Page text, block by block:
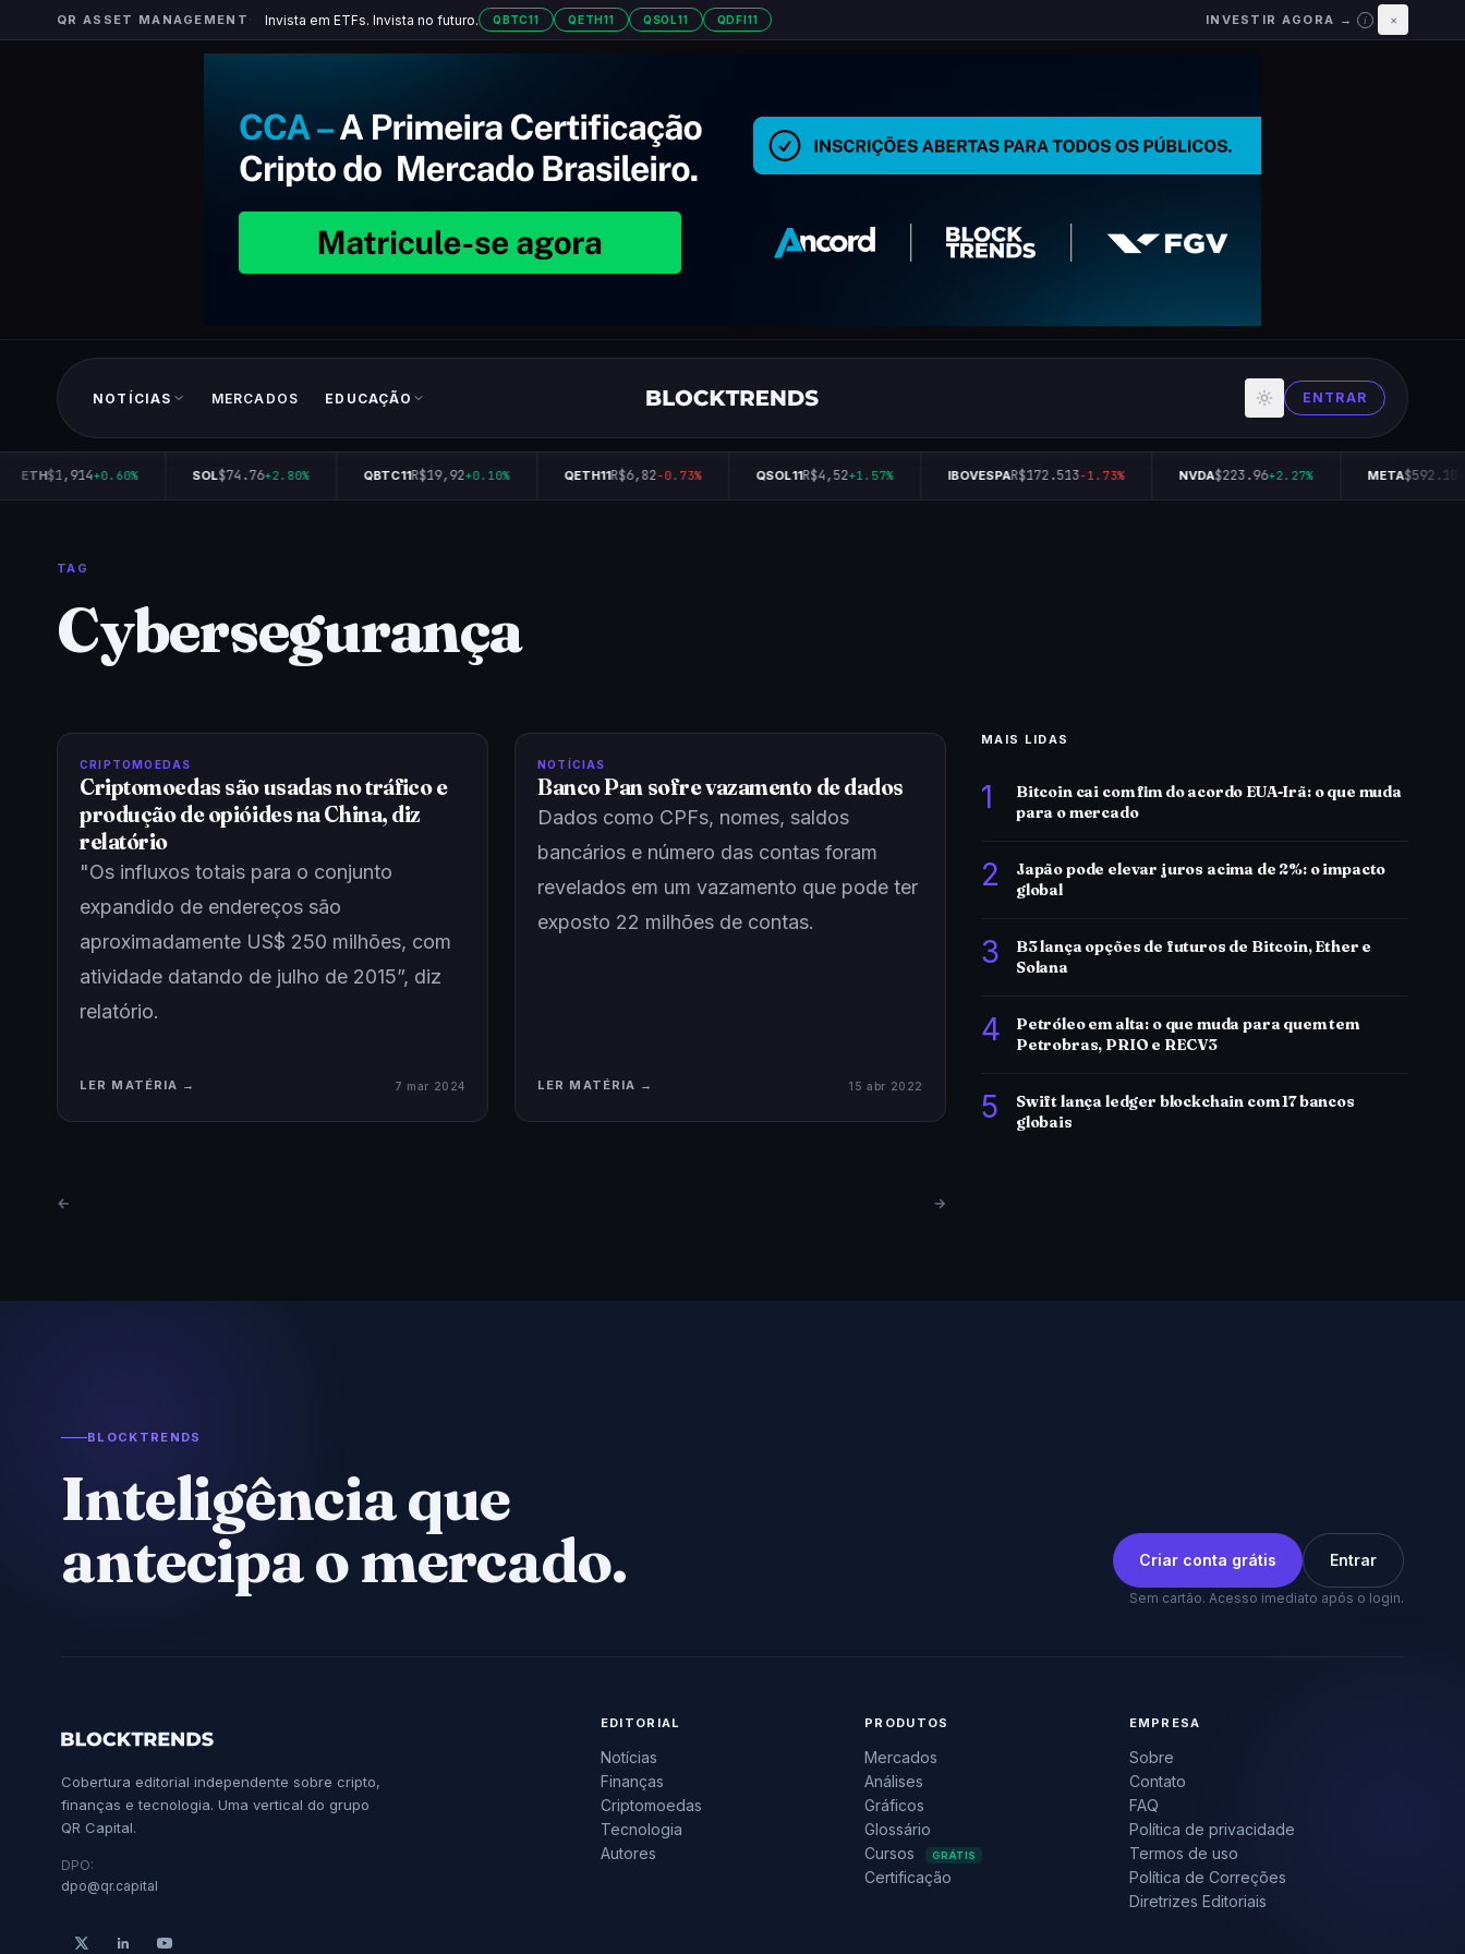
QR ASSET MANAGEMENT Invista em ETFs. Invista no futuro. QBTC11 QETH11 QSOL11 QDFI11 INVESTIR AGORA → i ×
NOTÍCIAS MERCADOS EDUCAÇÃO ENTRAR
ETH$1,914+0.60% SOL$74.76+2.80% QBTC11R$19,92+0.10% QETH11R$6,82-0.73% QSOL11R$4,52+1.57% IBOVESPAR$172.513-1.73% NVDA$223.96+2.27% META$592.10
TAG
Cybersegurança
CRIPTOMOEDAS
Criptomoedas são usadas no tráfico e
produção de opióides na China, diz
relatório
"Os influxos totais para o conjunto
expandido de endereços são
aproximadamente US$ 250 milhões, com
atividade datando de julho de 2015”, diz
relatório.
LER MATÉRIA → 7 mar 2024
NOTÍCIAS
Banco Pan sofre vazamento de dados
Dados como CPFs, nomes, saldos
bancários e número das contas foram
revelados em um vazamento que pode ter
exposto 22 milhões de contas.
LER MATÉRIA → 15 abr 2022
← →
MAIS LIDAS
1
Bitcoin cai com fim do acordo EUA-Irã: o que muda
para o mercado
2
Japão pode elevar juros acima de 2%: o impacto
global
3
B3 lança opções de futuros de Bitcoin, Ether e
Solana
4
Petróleo em alta: o que muda para quem tem
Petrobras, PRIO e RECV3
5
Swift lança ledger blockchain com 17 bancos
globais
BLOCKTRENDS
Inteligência que
antecipa o mercado.
Criar conta grátis Entrar
Sem cartão. Acesso imediato após o login.
Cobertura editorial independente sobre cripto,
finanças e tecnologia. Uma vertical do grupo
QR Capital.
DPO:
dpo@qr.capital
EDITORIAL
Notícias
Finanças
Criptomoedas
Tecnologia
Autores
PRODUTOS
Mercados
Análises
Gráficos
Glossário
Cursos
GRÁTIS
Certificação
EMPRESA
Sobre
Contato
FAQ
Política de privacidade
Termos de uso
Política de Correções
Diretrizes Editoriais